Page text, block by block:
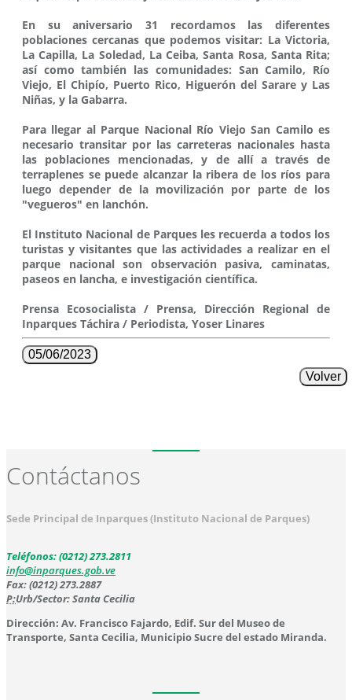
En su aniversario 31 recordamos las diferentes
poblaciones cercanas que podemos visitar: La Victoria,
La Capilla, La Soledad, La Ceiba, Santa Rosa, Santa Rita;
así como también las comunidades: San Camilo, Río
Viejo, El Chipío, Puerto Rico, Higuerón del Sarare y Las
Niñas, y la Gabarra.
Para llegar al Parque Nacional Río Viejo San Camilo es
necesario transitar por las carreteras nacionales hasta
las poblaciones mencionadas, y de allí a través de
terraplenes se puede alcanzar la ribera de los ríos para
luego depender de la movilización por parte de los
"vegueros" en lanchón.
El Instituto Nacional de Parques les recuerda a todos los
turistas y visitantes que las actividades a realizar en el
parque nacional son observación pasiva, caminatas,
paseos en lancha, e investigación científica.
Prensa Ecosocialista / Prensa, Dirección Regional de
Inparques Táchira / Periodista, Yoser Linares
05/06/2023
Volver
Contáctanos
Sede Principal de Inparques (Instituto Nacional de Parques)
Teléfonos: (0212) 273.2811
info@inparques.gob.ve
Fax: (0212) 273.2887
P:Urb/Sector: Santa Cecilia
Dirección: Av. Francisco Fajardo, Edif. Sur del Museo de
Transporte, Santa Cecilia, Municipio Sucre del estado Miranda.